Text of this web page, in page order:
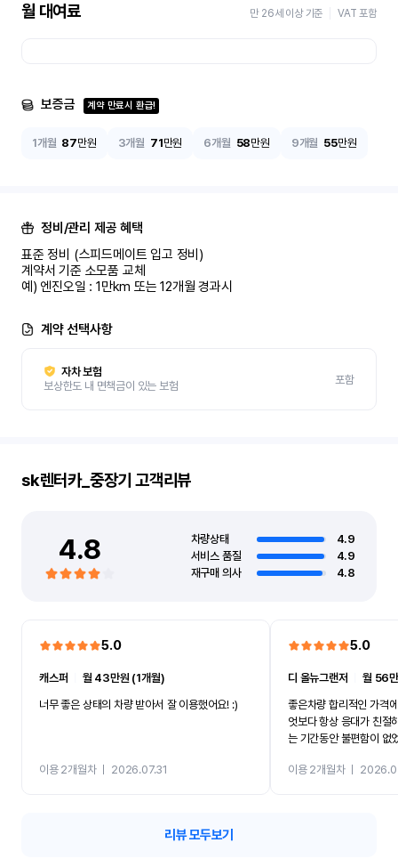
월 대여료 만 26세 이상 기준 VAT 포함
보증금 계약 만료시 환급!
1개월 87만원 3개월 71만원 6개월 58만원 9개월 55만원
정비/관리 제공 혜택
표준 정비 (스피드메이트 입고 정비)
계약서 기준 소모품 교체
예) 엔진오일 : 1만km 또는 12개월 경과시
계약 선택사항
자차 보험
보상한도 내 면책금이 있는 보험
포함
sk렌터카_중장기 고객리뷰
4.8 차량상태
4.9
서비스 품질
4.9
재구매 의사
4.8
5.0
캐스퍼
월 43만원 (1개월)
너무 좋은 상태의 차량 받아서 잘 이용했어요! :)
이용 2개월차ㅣ 2026.07.31
5.0
디 올뉴그랜저 ㅣ월 56
좋은차량 합리적인 가격
엇보다 항상 응대가 친절
는 기간동안 불편함이 없
카 렌트 고민없이 강추합
이용 2개월차ㅣ
리뷰 모두보기